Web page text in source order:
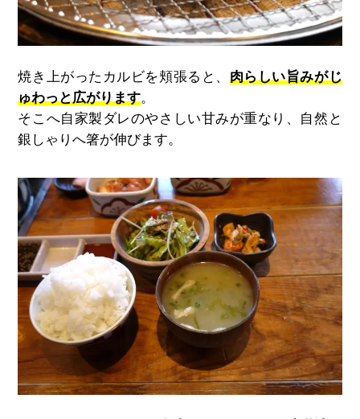
焼き上がったカルビを頬張ると、 肉らしい旨みがじ
ゅわっと広がります。
そこへ自家製ダレのやさしい甘みが重なり、自然と
銀しゃりへ箸が伸びます。